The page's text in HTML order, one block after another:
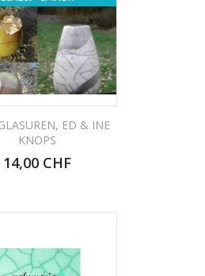
ED & INE
KNOPS
14,00 CHF